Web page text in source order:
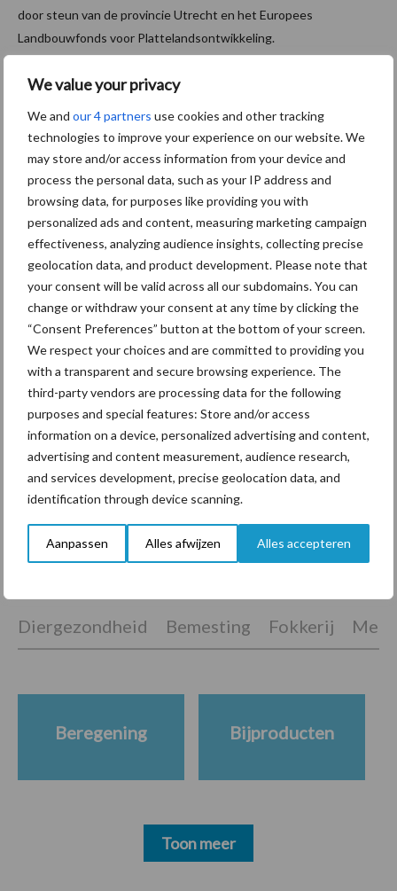
We value your privacy
We and our 4 partners use cookies and other tracking
technologies to improve your experience on our website. We
may store and/or access information from your device and
process the personal data, such as your IP address and
browsing data, for purposes like providing you with
personalized ads and content, measuring marketing campaign
effectiveness, analyzing audience insights, collecting precise
geolocation data, and product development. Please note that
your consent will be valid across all our subdomains. You can
change or withdraw your consent at any time by clicking the
“Consent Preferences” button at the bottom of your screen.
We respect your choices and are committed to providing you
with a transparent and secure browsing experience. The
third-party vendors are processing data for the following
purposes and special features: Store and/or access
information on a device, personalized advertising and content,
advertising and content measurement, audience research,
and services development, precise geolocation data, and
identification through device scanning.
Aanpassen Alles afwijzen Alles accepteren
door steun van de provincie Utrecht en het Europees
Landbouwfonds voor Plattelandsontwikkeling.
Aanbevolen voor jou!
Grondstoffenmarkt blijft
grillig: droogte en
geopolitiek houden handel
in de greep
De speenhuid: een vaak
onderschatte risicofactor
voor mastitis
ForFarmers ziet volume en
marktaandeel groeien in
krimpende Nederlandse
markt
Diergezondheid Bemesting Fokkerij
Beregening Bijproducten
Toon meer